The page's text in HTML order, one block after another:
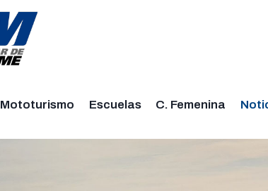
Mototurismo Escuelas C. Femenina